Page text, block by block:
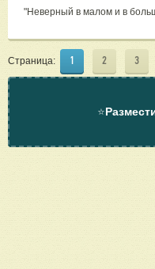
"Неверный в малом и в
Страница: 1 2 3
⭐